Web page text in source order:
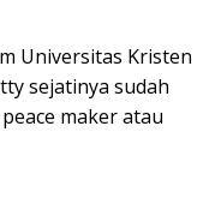
Universitas Kristen
sejatinya sudah
maker atau